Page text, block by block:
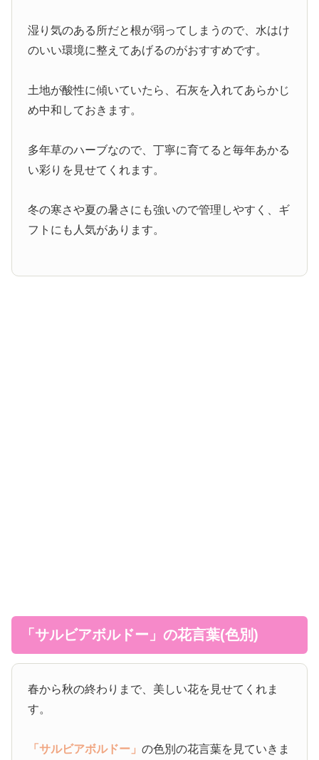
湿り気のある所だと根が弱ってしまうので、水はけ
のいい環境に整えてあげるのがおすすめです。
土地が酸性に傾いていたら、石灰を入れてあらかじ
め中和しておきます。
多年草のハーブなので、丁寧に育てると毎年あかる
い彩りを見せてくれます。
冬の寒さや夏の暑さにも強いので管理しやすく、ギ
フトにも人気があります。
「サルビアボルドー」の花言葉(色別)
春から秋の終わりまで、美しい花を見せてくれま
す。
「サルビアボルドー」の色別の花言葉を見ていきま